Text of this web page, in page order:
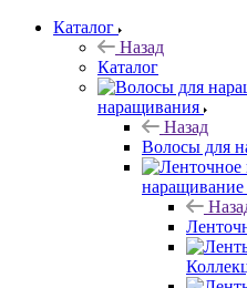
Каталог
Назад
Каталог
наращивания
Назад
Волосы для
наращивание